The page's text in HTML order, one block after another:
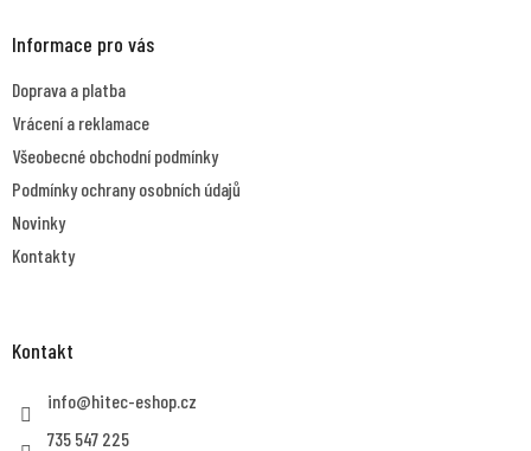
Informace pro vás
Doprava a platba
Vrácení a reklamace
Všeobecné obchodní podmínky
Podmínky ochrany osobních údajů
Novinky
Kontakty
Kontakt
info@hitec-eshop.cz
735 547 225